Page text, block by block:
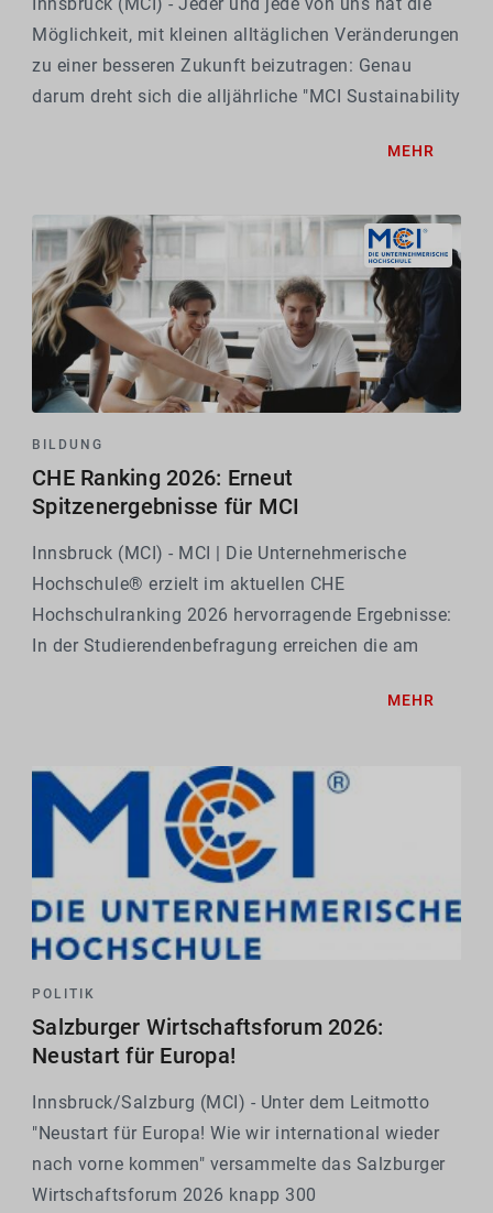
Möglichkeit, mit kleinen alltäglichen Veränderungen
zu einer besseren Zukunft beizutragen: Genau
darum dreht sich die alljährliche "MCI Sustainability
erfolgreiche Format von Mitarbeitenden und...MEHR
BILDUNG
CHE Ranking 2026: Erneut
Spitzenergebnisse für MCI
Innsbruck (MCI) - MCI | Die Unternehmerische
Hochschule® erzielt im aktuellen CHE
Hochschulranking 2026 hervorragende Ergebnisse:
In der Studierendenbefragung erreichen die am
MCI durchwegs exzellente Bewertungen undMEHR
POLITIK
Salzburger Wirtschaftsforum 2026:
Neustart für Europa!
Innsbruck/Salzburg (MCI) - Unter dem Leitmotto
"Neustart für Europa! Wie wir international wieder
nach vorne kommen" versammelte das Salzburger
Wirtschaftsforum 2026 knapp 300